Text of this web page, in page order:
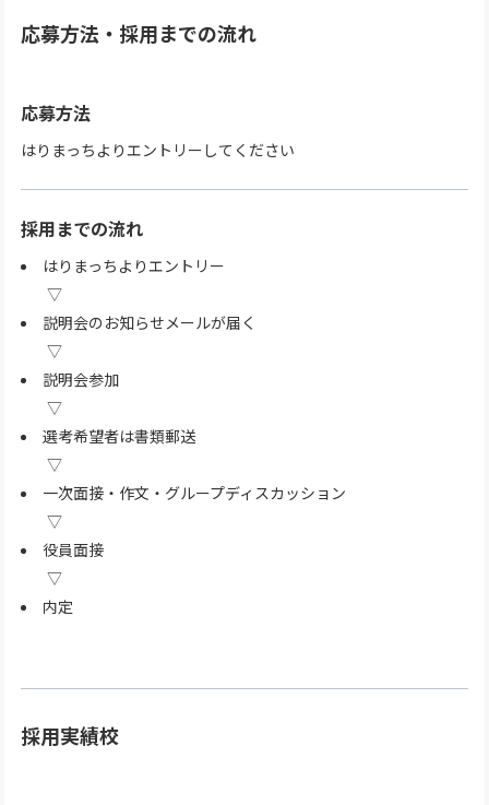
応募方法・採用までの流れ
応募方法
はりまっちよりエントリーしてください
採用までの流れ
はりまっちよりエントリー
説明会のお知らせメールが届く
説明会参加
選考希望者は書類郵送
一次面接・作文・グループディスカッション
役員面接
内定
採用実績校